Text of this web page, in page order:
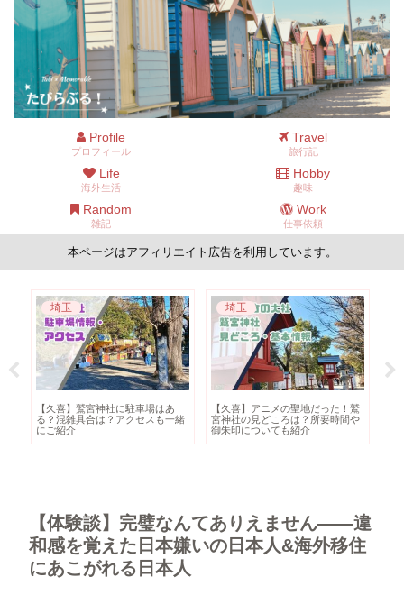
Profile
プロフィール
Travel
旅行記
Life
海外生活
Hobby
趣味
Random
雑記
Work
仕事依頼
本ページはアフィリエイト広告を利用しています。
ニュージーランド
ニュージーランドの食べ物といえ
ば？観光するなら絶対トライした
いグルメ8選
ニュージーランド
ロトルア・クイラウパークの見ど
ころ・基本情報｜無料で観光でき
るおすすめスポット！
【体験談】完璧なんてありえません――違
和感を覚えた日本嫌いの日本人&海外移住
にあこがれる日本人